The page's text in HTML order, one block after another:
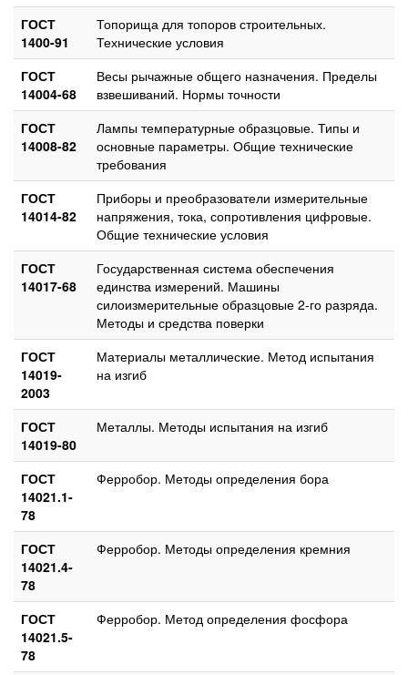
ГОСТ
1400-91
Топорища для топоров строительных.
Технические условия
ГОСТ
14004-68
Весы рычажные общего назначения. Пределы
взвешиваний. Нормы точности
ГОСТ
14008-82
Лампы температурные образцовые. Типы и
основные параметры. Общие технические
требования
ГОСТ
14014-82
Приборы и преобразователи измерительные
напряжения, тока, сопротивления цифровые.
Общие технические условия
ГОСТ
14017-68
Государственная система обеспечения
единства измерений. Машины
силоизмерительные образцовые 2-го разряда.
Методы и средства поверки
ГОСТ
14019-
2003
Материалы металлические. Метод испытания
на изгиб
ГОСТ
14019-80
Металлы. Методы испытания на изгиб
ГОСТ
14021.1-
78
Ферробор. Методы определения бора
ГОСТ
14021.4-
78
Ферробор. Методы определения кремния
ГОСТ
14021.5-
78
Ферробор. Метод определения фосфора